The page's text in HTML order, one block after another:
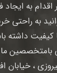
به ایجاد
به راحتی
کیفیت داشته
بامتخصصین
، خیابان